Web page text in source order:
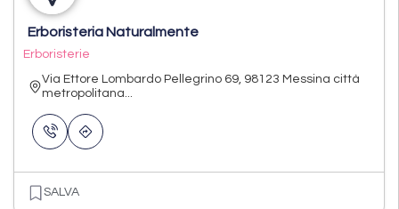
Erboristeria Naturalmente
Erboristerie
Via Ettore Lombardo Pellegrino 69, 98123 Messina città
metropolitana...
SALVA